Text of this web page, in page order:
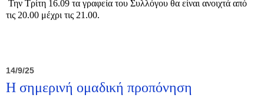
Την Τρίτη 16.09 τα γραφεία του Συλλόγου θα είναι ανοιχτά από
τις 20.00 μέχρι τις 21.00.
14/9/25
Η σημερινή ομαδική προπόνηση